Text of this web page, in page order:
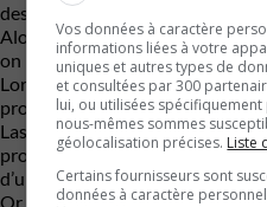
destinait à offrir des véhicules «
Alors, pour ce qui est de
on repassera.
Lors de la création de FX, deux
promis dans un avenir
Las Vegas, en janvier 2025,
prochain de la Super One, qui
d’une gamme en devenir.
Or, pour créer cette nouveauté
Vos données à caractère
informations liées à votre
uniques et autres types de
et consultées par 300
lui, ou utilisées
nous-mêmes sommes
géolocalisation précises. Liste
Certains fournisseurs sont
données à caractère